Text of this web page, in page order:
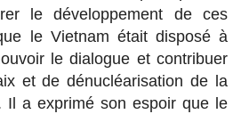
le développement de ces
le Vietnam était disposé à
le dialogue et contribuer
et de dénucléarisation de la
Il a exprimé son espoir que le